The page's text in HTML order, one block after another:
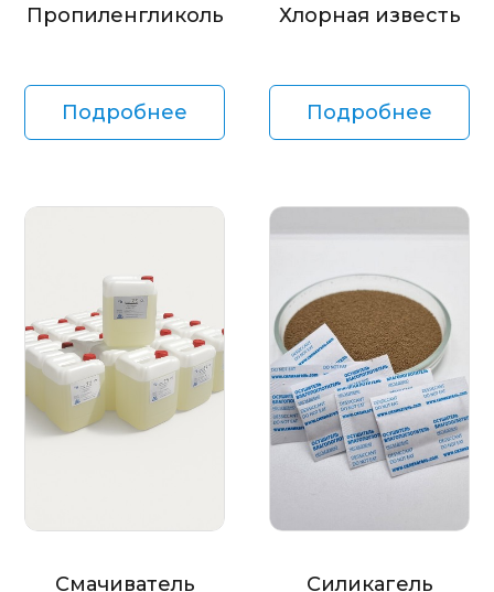
Пропиленгликоль
Подробнее
Хлорная известь
Подробнее
Смачиватель Силикагель